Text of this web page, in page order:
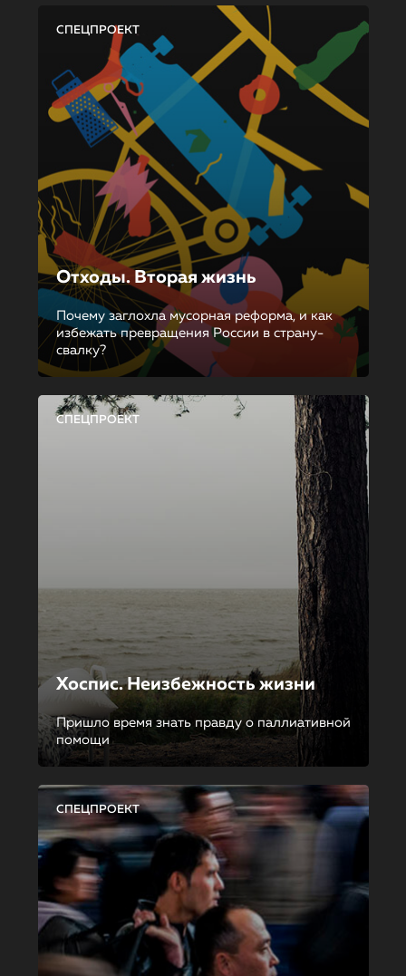
СПЕЦПРОЕКТ
Отходы. Вторая жизнь
Почему заглохла мусорная реформа, и как
избежать превращения России в страну-
свалку?
СПЕЦПРОЕКТ
Хоспис. Неизбежность жизни
Пришло время знать правду о паллиативной
помощи
СПЕЦПРОЕКТ